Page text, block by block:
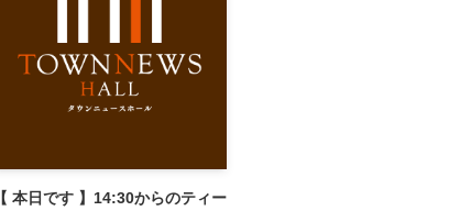
【 本日です 】14:30からのティー